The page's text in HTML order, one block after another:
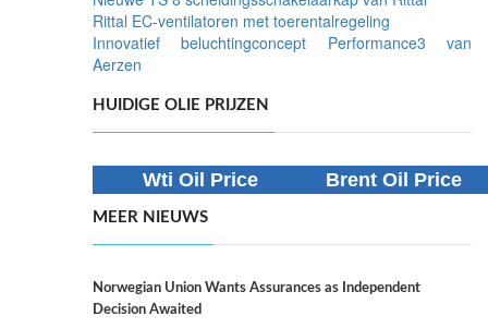
Rittal EC-ventilatoren met toerentalregeling
Innovatief beluchtingconcept Performance3 van
Aerzen
HUIDIGE OLIE PRIJZEN
Wti Oil Price Brent Oil Price
MEER NIEUWS
Norwegian Union Wants Assurances as Independent
Decision Awaited